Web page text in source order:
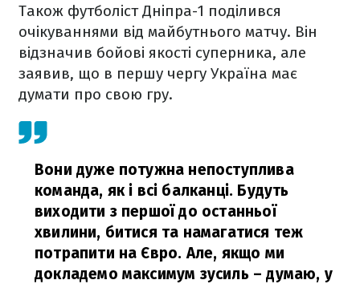
Також футболіст Дніпра-1 поділився
очікуваннями від майбутнього матчу. Він
відзначив бойові якості суперника, але
заявив, що в першу чергу Україна має
думати про свою гру.
Вони дуже потужна непоступлива
команда, як і всі балканці. Будуть
виходити з першої до останньої
хвилини, битися та намагатися теж
потрапити на Євро. Але, якщо ми
докладемо максимум зусиль – думаю, у